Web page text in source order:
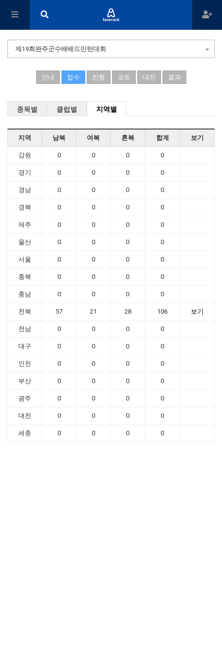
제19회완주군수배배드민턴대회
안내 접수 진행 코트 대진 결과
종목별 클럽별 지역별
지역 남복 여복 혼복 합계 보기
강원 0 0 0 0
경기 0 0 0 0
경남 0 0 0 0
경북 0 0 0 0
제주 0 0 0 0
울산 0 0 0 0
서울 0 0 0 0
충북 0 0 0 0
충남 0 0 0 0
전북 57 21 28 106 보기
전남 0 0 0 0
대구 0 0 0 0
인천 0 0 0 0
부산 0 0 0 0
광주 0 0 0 0
대전 0 0 0 0
세종 0 0 0 0